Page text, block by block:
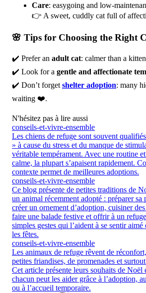
Care: easygoing and low-
👉 A sweet, cuddly cat full of
🌸 Tips for Choosing the Right
✔️ Prefer an adult cat: calmer than a
✔️ Look for a gentle and affectionate
✔️ Don’t forget shelter adoption: many
waiting ❤️.
N'hésitez pas à lire aussi
conseils-et-vivre-ensemble
Les chiens de refuge sont souvent
» à cause du stress et du manque de
véritable tempérament. Avec une routine
calme, la plupart s’apaisent rapidement.
contexte permet de meilleures adoptions.
conseils-et-vivre-ensemble
Ce blog présente de petites traditions de
un animal récemment adopté : préparer sa
créer un ornement d’adoption, cuisiner
faire une balade festive et offrir à un
simples gestes qui l’aident à se sentir
les fêtes.
conseils-et-vivre-ensemble
Les animaux de refuge rêvent de
petites friandises, de promenades et
Cet article présente leurs souhaits de
chacun peut les aider grâce à l’adoption,
ou à l’accueil temporaire.